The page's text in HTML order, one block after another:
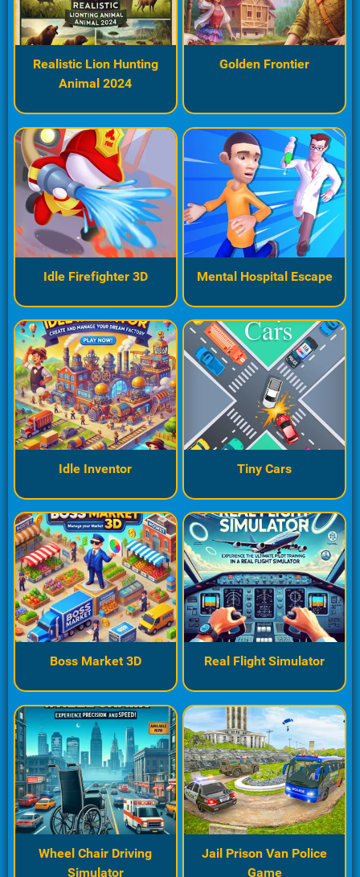
Realistic Lion Hunting
Animal 2024
Golden Frontier
Idle Firefighter 3D Mental Hospital Escape
Idle Inventor Tiny Cars
Boss Market 3D Real Flight Simulator
Wheel Chair Driving
Simulator
Jail Prison Van Police
Game